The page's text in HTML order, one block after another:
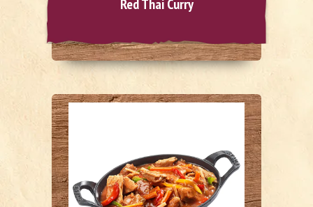
Red Thai Curry